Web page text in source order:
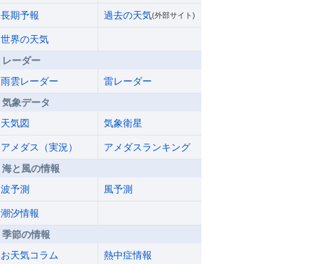
長期予報 過去の天気(外部サイト)
世界の天気
レーダー
雨雲レーダー
雷レーダー
気象データ
天気図
気象衛星
アメダス（実況）
アメダスランキング
海と風の情報
波予測
風予測
潮汐情報
季節の情報
お天気コラム
熱中症情報